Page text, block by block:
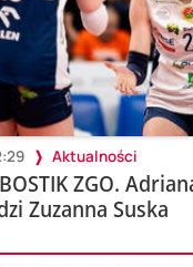
Aktualności
ZGO.
Zuzanna Suska